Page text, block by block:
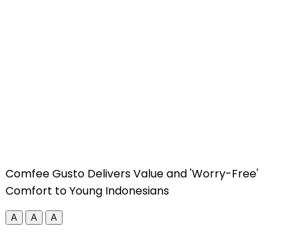
Comfee Gusto Delivers Value and 'Worry-Free'
Comfort to Young Indonesians
A A A